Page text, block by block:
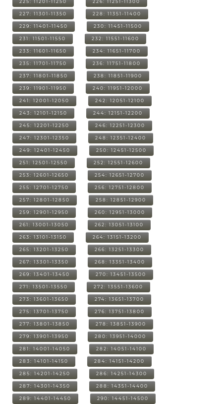
225: 11201-11250 226: 11251-11300
227: 11301-11350 228: 11351-11400
229: 11401-11450 230: 11451-11500
231: 11501-11550 232: 11551-11600
233: 11601-11650 234: 11651-11700
235: 11701-11750 236: 11751-11800
237: 11801-11850 238: 11851-11900
239: 11901-11950 240: 11951-12000
241: 12001-12050 242: 12051-12100
243: 12101-12150 244: 12151-12200
245: 12201-12250 246: 12251-12300
247: 12301-12350 248: 12351-12400
249: 12401-12450 250: 12451-12500
251: 12501-12550 252: 12551-12600
253: 12601-12650 254: 12651-12700
255: 12701-12750 256: 12751-12800
257: 12801-12850 258: 12851-12900
259: 12901-12950 260: 12951-13000
261: 13001-13050 262: 13051-13100
263: 13101-13150 264: 13151-13200
265: 13201-13250 266: 13251-13300
267: 13301-13350 268: 13351-13400
269: 13401-13450 270: 13451-13500
271: 13501-13550 272: 13551-13600
273: 13601-13650 274: 13651-13700
275: 13701-13750 276: 13751-13800
277: 13801-13850 278: 13851-13900
279: 13901-13950 280: 13951-14000
281: 14001-14050 282: 14051-14100
283: 14101-14150 284: 14151-14200
285: 14201-14250 286: 14251-14300
287: 14301-14350 288: 14351-14400
289: 14401-14450 290: 14451-14500